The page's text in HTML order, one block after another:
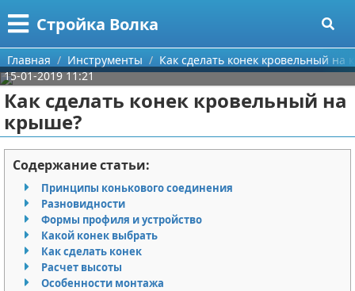
Стройка Волка
Меню
Главная
Категории
Строительство
Мебель
Интерьер и дизайн
Дизайн дачи
Дизайн квартиры
Кухня
Посуда
Ремонт
Поиск
О проекте
Контакты
Сотрудничество
Размещение рекламы
Главная Инструменты
Как сделать конек кровельный на
15-01-2019 11:21
Как сделать конек кровельный на
крыше?
Содержание статьи:
Принципы конькового соединения
Разновидности
Формы профиля и устройство
Какой конек выбрать
Как сделать конек
Расчет высоты
Особенности монтажа